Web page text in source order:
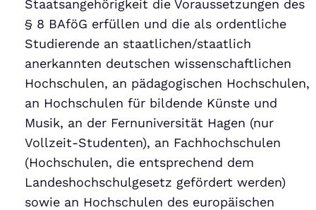
Staatsangehörigkeit die Voraussetzungen des
§ 8 BAföG erfüllen und die als ordentliche
Studierende an staatlichen/staatlich
anerkannten deutschen wissenschaftlichen
Hochschulen, an pädagogischen Hochschulen,
an Hochschulen für bildende Künste und
Musik, an der Fernuniversität Hagen (nur
Vollzeit-Studenten), an Fachhochschulen
(Hochschulen, die entsprechend dem
Landeshochschulgesetz gefördert werden)
sowie an Hochschulen des europäischen